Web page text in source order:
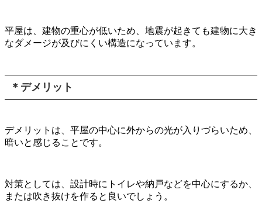
平屋は、建物の重心が低いため、地震が起きても建物に大き
なダメージが及びにくい構造になっています。
＊デメリット
デメリットは、平屋の中心に外からの光が入りづらいため、
暗いと感じることです。
対策としては、設計時にトイレや納戸などを中心にするか、
または吹き抜けを作ると良いでしょう。